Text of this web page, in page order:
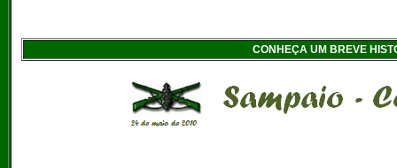
CONHEÇA UM BREVE